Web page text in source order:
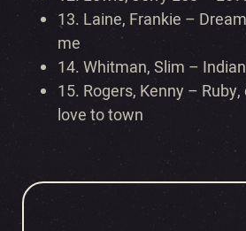
13. Laine, Frankie –
me
14. Whitman, Slim –
15. Rogers, Kenny –
love to town